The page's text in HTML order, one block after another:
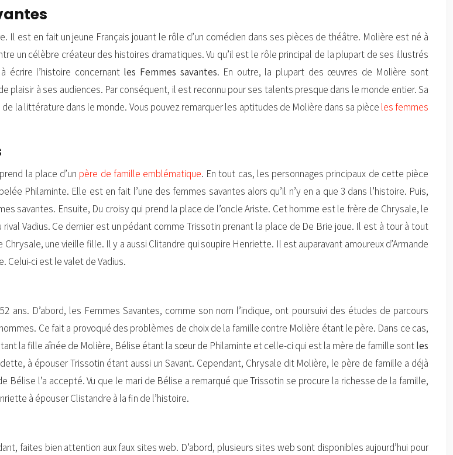
Il est en fait un jeune Français jouant le rôle d’un comédien dans ses pièces de théâtre. Molière est né à
un célèbre créateur des histoires dramatiques. Vu qu’il est le rôle principal de la plupart de ses illustrés
écrire l’histoire concernant les Femmes savantes. En outre, la plupart des œuvres de Molière sont
plaisir à ses audiences. Par conséquent, il est reconnu pour ses talents presque dans le monde entier. Sa
la littérature dans le monde. Vous pouvez remarquer les aptitudes de Molière dans sa pièce les femmes
la place d’un père de famille emblématique. En tout cas, les personnages principaux de cette pièce
Philaminte. Elle est en fait l’une des femmes savantes alors qu’il n’y en a que 3 dans l’histoire. Puis,
savantes. Ensuite, Du croisy qui prend la place de l’oncle Ariste. Cet homme est le frère de Chrysale, le
Vadius. Ce dernier est un pédant comme Trissotin prenant la place de De Brie joue. Il est à tour à tout
une vieille fille. Il y a aussi Clitandre qui soupire Henriette. Il est auparavant amoureux d’Armande
Celui-ci est le valet de Vadius.
ans. D’abord, les Femmes Savantes, comme son nom l’indique, ont poursuivi des études de parcours
Ce fait a provoqué des problèmes de choix de la famille contre Molière étant le père. Dans ce cas,
la fille aînée de Molière, Bélise étant la sœur de Philaminte et celle-ci qui est la mère de famille sontles
à épouser Trissotin étant aussi un Savant. Cependant, Chrysale dit Molière, le père de famille a déjà
l’a accepté. Vu que le mari de Bélise a remarqué que Trissotin se procure la richesse de la famille,
à épouser Clistandre à la fin de l’histoire.
faites bien attention aux faux sites web. D’abord, plusieurs sites web sont disponibles aujourd’hui pour